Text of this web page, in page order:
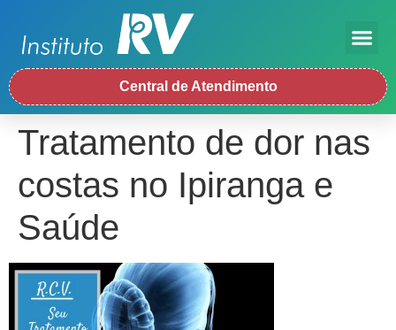
Central de Atendimento
Tratamento de dor nas
costas no Ipiranga e
Saúde